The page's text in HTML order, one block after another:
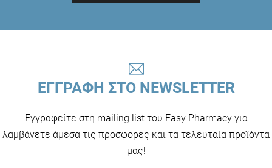
ΕΓΓΡΑΦΗ ΣΤΟ NEWSLETTER
Εγγραφείτε στη mailing list του Easy Pharmacy για
λαμβάνετε άμεσα τις προσφορές και τα τελευταία προϊόντα
μας!